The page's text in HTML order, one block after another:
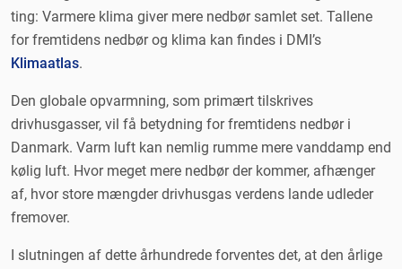
ting: Varmere klima giver mere nedbør samlet set. Tallene
for fremtidens nedbør og klima kan findes i DMI’s
Klimaatlas.
Den globale opvarmning, som primært tilskrives
drivhusgasser, vil få betydning for fremtidens nedbør i
Danmark. Varm luft kan nemlig rumme mere vanddamp end
kølig luft. Hvor meget mere nedbør der kommer, afhænger
af, hvor store mængder drivhusgas verdens lande udleder
fremover.
I slutningen af dette århundrede forventes det, at den årlige